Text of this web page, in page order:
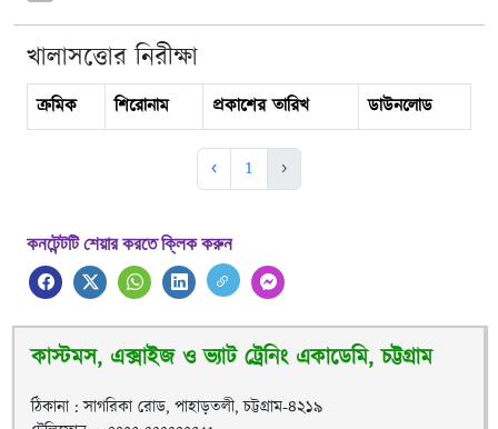
খালাসত্তোর নিরীক্ষা
ক্রমিক শিরোনাম প্রকাশের তারিখ ডাউনলোড
‹ 1 ›
কনটেন্টটি শেয়ার করতে ক্লিক করুন
কাস্টমস, এক্সাইজ ও ভ্যাট ট্রেনিং একাডেমি, চট্টগ্রাম
ঠিকানা : সাগরিকা রোড, পাহাড়তলী, চট্টগ্রাম-৪২১৯